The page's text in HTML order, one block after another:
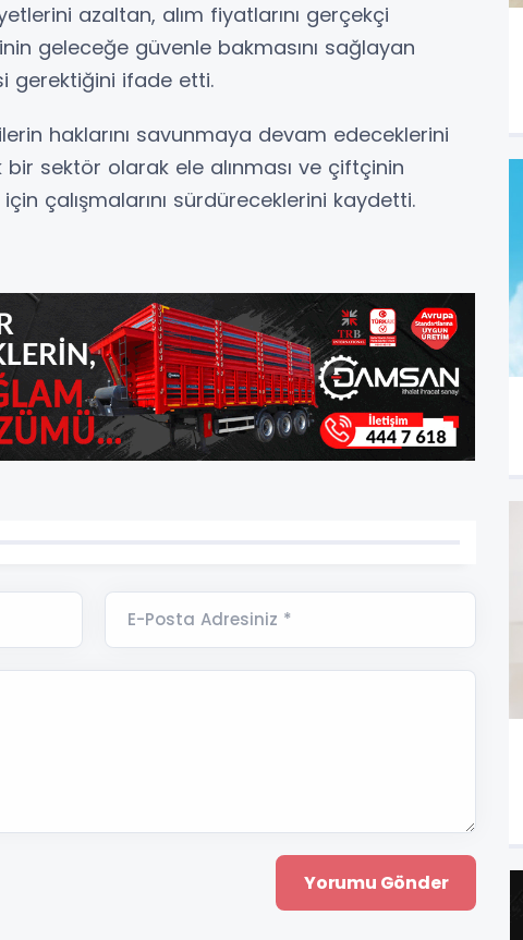
azaltan, alım fiyatlarını gerçekçi
geleceğe güvenle bakmasını sağlayan
gerektiğini ifade etti.
haklarını savunmaya devam edeceklerini
bir sektör olarak ele alınması ve çiftçinin
için çalışmalarını sürdüreceklerini kaydetti.
E-Posta Adresiniz *